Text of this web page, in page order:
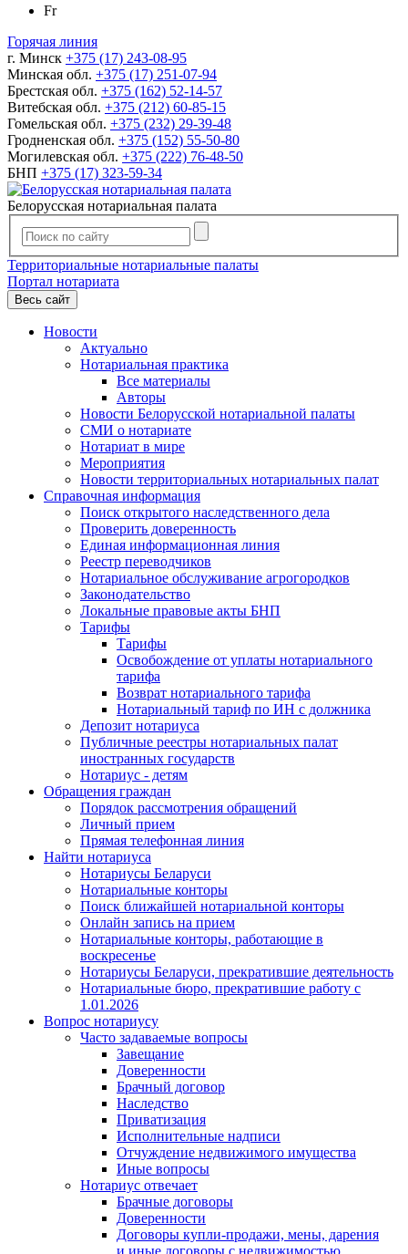
Fr
Горячая линия
г. Минск +375 (17) 243-08-95
Минская обл. +375 (17) 251-07-94
Брестская обл. +375 (162) 52-14-57
Витебская обл. +375 (212) 60-85-15
Гомельская обл. +375 (232) 29-39-48
Гродненская обл. +375 (152) 55-50-80
Могилевская обл. +375 (222) 76-48-50
БНП +375 (17) 323-59-34
Белорусская нотариальная палата
Территориальные нотариальные палаты
Портал нотариата
Весь сайт
Новости
Актуально
Нотариальная практика
Все материалы
Авторы
Новости Белорусской нотариальной палаты
СМИ о нотариате
Нотариат в мире
Мероприятия
Новости территориальных нотариальных палат
Справочная информация
Поиск открытого наследственного дела
Проверить доверенность
Единая информационная линия
Реестр переводчиков
Нотариальное обслуживание агрогородков
Законодательство
Локальные правовые акты БНП
Тарифы
Тарифы
Освобождение от уплаты нотариального
тарифа
Возврат нотариального тарифа
Нотариальный тариф по ИН с должника
Депозит нотариуса
Публичные реестры нотариальных палат
иностранных государств
Нотариус - детям
Обращения граждан
Порядок рассмотрения обращений
Личный прием
Прямая телефонная линия
Найти нотариуса
Нотариусы Беларуси
Нотариальные конторы
Поиск ближайшей нотариальной конторы
Онлайн запись на прием
Нотариальные конторы, работающие в
воскресенье
Нотариусы Беларуси, прекратившие деятельность
Нотариальные бюро, прекратившие работу с
1.01.2026
Вопрос нотариусу
Часто задаваемые вопросы
Завещание
Доверенности
Брачный договор
Наследство
Приватизация
Исполнительные надписи
Отчуждение недвижимого имущества
Иные вопросы
Нотариус отвечает
Брачные договоры
Доверенности
Договоры купли-продажи, мены, дарения
и иные договоры с недвижимостью